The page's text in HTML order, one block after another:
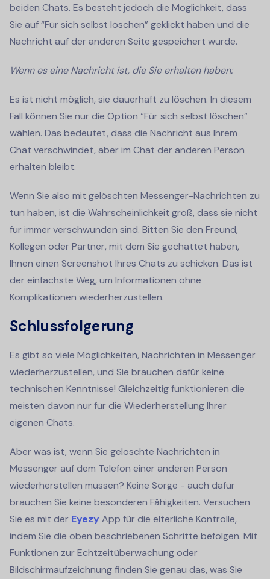
beiden Chats. Es besteht jedoch die Möglichkeit, dass
Sie auf “Für sich selbst löschen” geklickt haben und die
Nachricht auf der anderen Seite gespeichert wurde.
Wenn es eine Nachricht ist, die Sie erhalten haben:
Es ist nicht möglich, sie dauerhaft zu löschen. In diesem
Fall können Sie nur die Option “Für sich selbst löschen”
wählen. Das bedeutet, dass die Nachricht aus Ihrem
Chat verschwindet, aber im Chat der anderen Person
erhalten bleibt.
Wenn Sie also mit gelöschten Messenger-Nachrichten zu
tun haben, ist die Wahrscheinlichkeit groß, dass sie nicht
für immer verschwunden sind. Bitten Sie den Freund,
Kollegen oder Partner, mit dem Sie gechattet haben,
Ihnen einen Screenshot Ihres Chats zu schicken. Das ist
der einfachste Weg, um Informationen ohne
Komplikationen wiederherzustellen.
Schlussfolgerung
Es gibt so viele Möglichkeiten, Nachrichten in Messenger
wiederherzustellen, und Sie brauchen dafür keine
technischen Kenntnisse! Gleichzeitig funktionieren die
meisten davon nur für die Wiederherstellung Ihrer
eigenen Chats.
Aber was ist, wenn Sie gelöschte Nachrichten in
Messenger auf dem Telefon einer anderen Person
wiederherstellen müssen? Keine Sorge - auch dafür
brauchen Sie keine besonderen Fähigkeiten. Versuchen
Sie es mit der Eyezy App für die elterliche Kontrolle,
indem Sie die oben beschriebenen Schritte befolgen. Mit
Funktionen zur Echtzeitüberwachung oder
Bildschirmaufzeichnung finden Sie genau das, was Sie